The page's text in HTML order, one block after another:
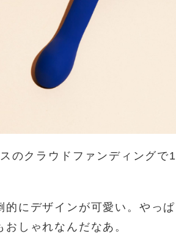
のクラウドファンディングで1
にデザインが可愛い。やっぱ
しゃれなんだなあ。